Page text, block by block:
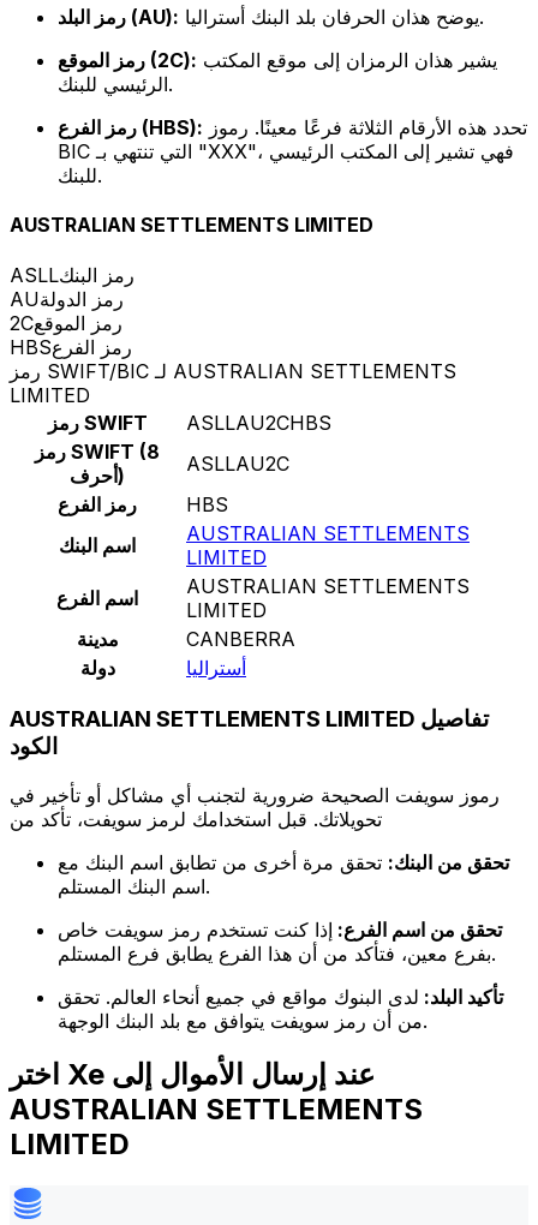
رمز البلد (AU):
يوضح هذان الحرفان بلد البنك أستراليا.
رمز الموقع (2C):
الرئيسي للبنك.
رمز الفرع (HBS):
BIC التي تنتهي بـ "XXX"، فهي تشير إلى المكتب الرئيسي
للبنك.
AUSTRALIAN SETTLEMENTS LIMITED
ASLLرمز البنك
AUرمز الدولة
2Cرمز الموقع
HBSرمز الفرع
رمز SWIFT/BIC لـ AUSTRALIAN SETTLEMENTS
LIMITED
رمز SWIFT
ASLLAU2CHBS
رمز SWIFT (8
أحرف)
ASLLAU2C
رمز الفرع
HBS
اسم البنك
AUSTRALIAN SETTLEMENTS
LIMITED
اسم الفرع
AUSTRALIAN SETTLEMENTS
LIMITED
مدينة
CANBERRA
دولة
أستراليا
AUSTRALIAN SETTLEMENTS LIMITED تفاصيل
الكود
رموز سويفت الصحيحة ضرورية لتجنب أي مشاكل أو تأخير في
تحويلاتك. قبل استخدامك لرمز سويفت، تأكد من
تحقق من البنك: تحقق مرة أخرى من تطابق اسم البنك مع
اسم البنك المستلم.
تحقق من اسم الفرع: إذا كنت تستخدم رمز سويفت خاص
بفرع معين، فتأكد من أن هذا الفرع يطابق فرع المستلم.
تأكيد البلد: لدى البنوك مواقع في جميع أنحاء العالم. تحقق
من أن رمز سويفت يتوافق مع بلد البنك الوجهة.
اختر Xe عند إرسال الأموال إلى
AUSTRALIAN SETTLEMENTS
LIMITED